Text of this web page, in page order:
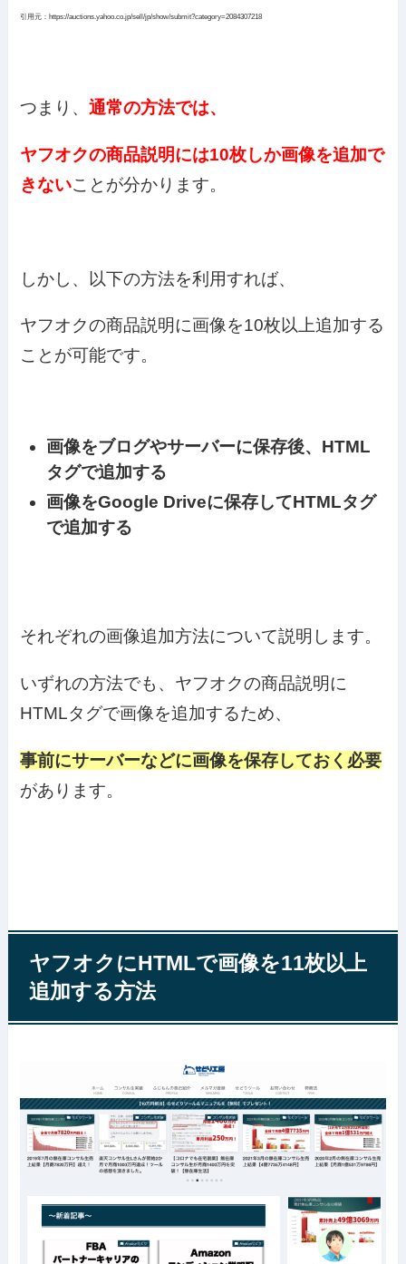
引用元：https://auctions.yahoo.co.jp/sell/jp/show/submit?category=2084307218
つまり、通常の方法では、
ヤフオクの商品説明には10枚しか画像を追加で
きないことが分かります。
しかし、以下の方法を利用すれば、
ヤフオクの商品説明に画像を10枚以上追加する
ことが可能です。
画像をブログやサーバーに保存後、HTML
タグで追加する
画像をGoogle Driveに保存してHTMLタグ
で追加する
それぞれの画像追加方法について説明します。
いずれの方法でも、ヤフオクの商品説明に
HTMLタグで画像を追加するため、
事前にサーバーなどに画像を保存しておく必要
があります。
ヤフオクにHTMLで画像を11枚以上
追加する方法